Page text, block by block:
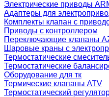
Электрические приводы
Адаптеры для
Комплекты клапан с
Приводы с контроллером
Переключающие клапаны
Шаровые краны с
Термостатические
Термостатические
Оборудование для тк
Термические клапаны ATV
Термостатический